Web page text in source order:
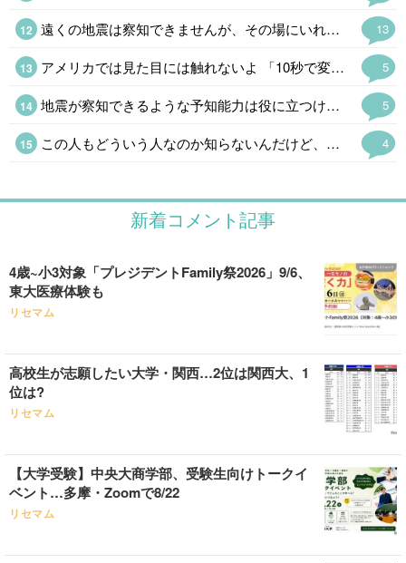
13
遠くの地震は察知できませんが、その場にいれば地震速報より早く気付けますよ😉 東日本大震災直前に一時帰国していまして、真夜中に真っ赤な太陽を見たんです。 胸騒ぎで直ぐネットで検索すると、地平線近くの月が真っ赤に見えるのは不思議ではないとの事でしたが、胸騒ぎは止みませんでした。 もしかすると南海トラフも気付けるかもしれません。 先生と私の直感が一致したら本当に⚠️です。
5
アメリカでは見た目には触れないよ 「10秒で変えられない事は言ってはいけない」と学校で教えられる 太ったね、痩せたね、はNG 例外的にダイエット宣言してる人に「痩せたね」はOK 家族内で健康を心配して「太り過ぎだよ」もOK 関係性もあるけど基本はNGだから「髪切った?」も関係性によるし、スタイルいいねも基本言わない
5
地震が察知できるような予知能力は役に立つけど、能力と何かを引き換えにしてるなら不便だね アメリカで有名な霊能力者は、運転中でも見えてしまうから運転が出来なかったり、立ち入れない場所があったりで不便もあるみたい
4
この人もどういう人なのか知らないんだけど、ここで何度か見たから名前と顔は覚えた 笑
新着コメント記事
4歳~小3対象「プレジデントFamily祭2026」9/6、
東大医療体験も
リセマム
高校生が志願したい大学・関西…2位は関西大、1
位は?
リセマム
【大学受験】中央大商学部、受験生向けトークイ
ベント…多摩・Zoomで8/22
リセマム